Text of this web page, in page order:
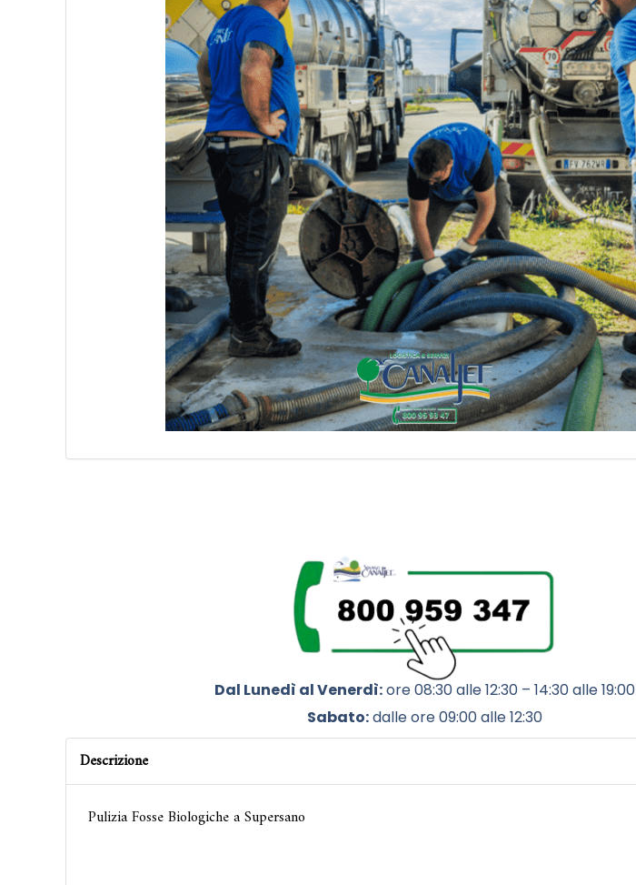
Dal Lunedì al Venerdì:ore 08:30 alle 12:30 – 14:30 alle 19:00
Sabato:dalle ore 09:00 alle 12:30
Descrizione
Pulizia Fosse Biologiche a Supersano